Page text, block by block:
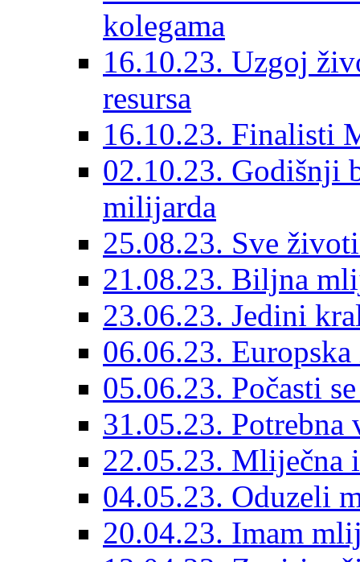
kolegama
16.10.23. Uzgoj
resursa
16.10.23. Finalisti
02.10.23. Godišnji
milijarda
25.08.23. Sve
21.08.23. Biljna
23.06.23. Jedini
06.06.23.
05.06.23. Počasti
31.05.23.
22.05.23. Mliječna
04.05.23. Oduzeli
20.04.23. Imam